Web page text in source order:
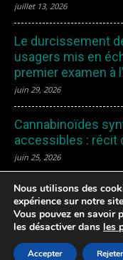
juillet 13, 2026
Le durcissement
usagers mis en
premier examen à
juin 29, 2026
Cannabinoïdes
accessibles : récit
juin 25, 2026
Remboursement et
Nous utilisons des
expérience sur notre
Vous pouvez en savoir
les désactiver dans les
Accepter Rejeter